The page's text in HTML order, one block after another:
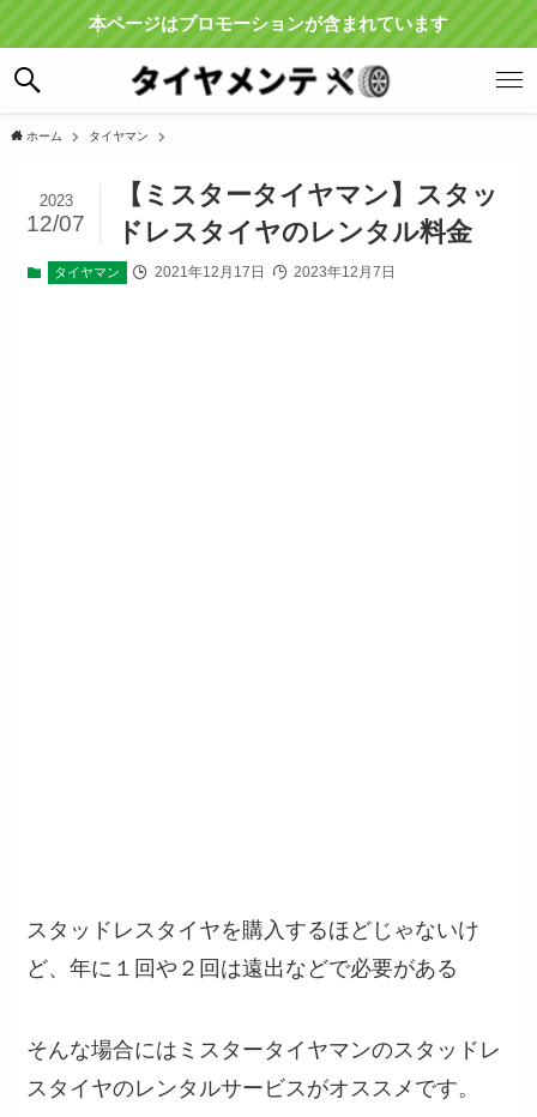
本ページはプロモーションが含まれています
ホーム タイヤマン
【ミスタータイヤマン】スタッ
ドレスタイヤのレンタル料金
2023
12/07
タイヤマン 2021年12月17日 2023年12月7日
スタッドレスタイヤを購入するほどじゃないけ
ど、年に１回や２回は遠出などで必要がある
そんな場合にはミスタータイヤマンのスタッドレ
スタイヤのレンタルサービスがオススメです。